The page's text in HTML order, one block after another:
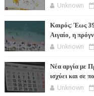
Unknown
Καιρός: Έως
Αιγαίο, η
Unknown
Νέα αργία με
ισχύει και σε
Unknown